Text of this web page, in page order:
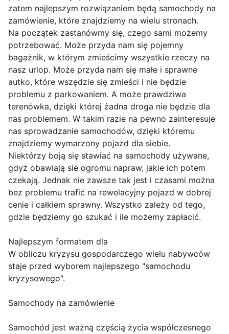
zatem najlepszym rozwiązaniem będą samochody na
zamówienie, które znajdziemy na wielu stronach.
Na początek zastanówmy się, czego sami możemy
potrzebować. Może przyda nam się pojemny
bagażnik, w którym zmieścimy wszystkie rzeczy na
nasz urlop. Może przyda nam się małe i sprawne
autko, które wszędzie się zmieści i nie będzie
problemu z parkowaniem. A może prawdziwa
terenówka, dzięki której żadna droga nie będzie dla
nas problemem. W takim razie na pewno zainteresuje
nas sprowadzanie samochodów, dzięki któremu
znajdziemy wymarzony pojazd dla siebie.
Niektórzy boją się stawiać na samochody używane,
gdyż obawiają sie ogromu napraw, jakie ich potem
czekają. Jednak nie zawsze tak jest i czasami można
bez problemu trafić na rewelacyjny pojazd w dobrej
cenie i całkiem sprawny. Wszystko zależy od tego,
gdzie będziemy go szukać i ile możemy zapłacić.
Najlepszym formatem dla
W obliczu kryzysu gospodarczego wielu nabywców
staje przed wyborem najlepszego "samochodu
kryzysowego".
Samochody na zamówienie
Samochód jest ważną częścią życia współczesnego